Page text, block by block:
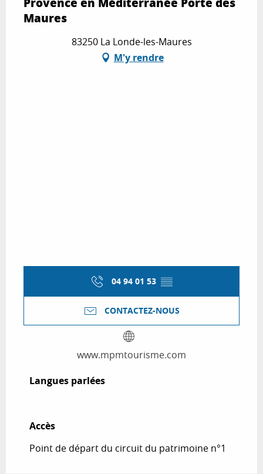
Maures
83250 La Londe-les-Maures
M'y rendre
04 94 01 53 ▒▒
CONTACTEZ-NOUS
www.mpmtourisme.com
Langues parlées
Langues parlées
Accès
Accès
Point de départ du circuit du patrimoine n°1